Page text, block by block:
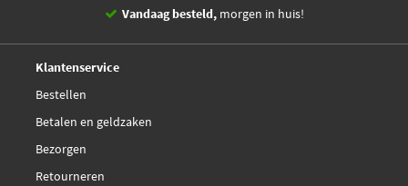
Vandaag besteld, morgen in huis!
Klantenservice
Bestellen
Betalen en geldzaken
Bezorgen
Retourneren